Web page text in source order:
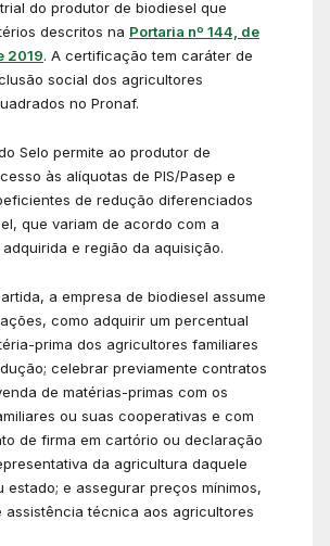
do produtor de biodiesel que
descritos na Portaria nº 144, de
2019. A certificação tem caráter de
social dos agricultores
no Pronaf.
Selo permite ao produtor de
às alíquotas de PIS/Pasep e
de redução diferenciados
que variam de acordo com a
e região da aquisição.
a empresa de biodiesel assume
como adquirir um percentual
prima dos agricultores familiares
celebrar previamente contratos
de matérias-primas com os
ou suas cooperativas e com
de firma em cartório ou declaração
da agricultura daquele
estado; e assegurar preços mínimos,
assistência técnica aos agricultores